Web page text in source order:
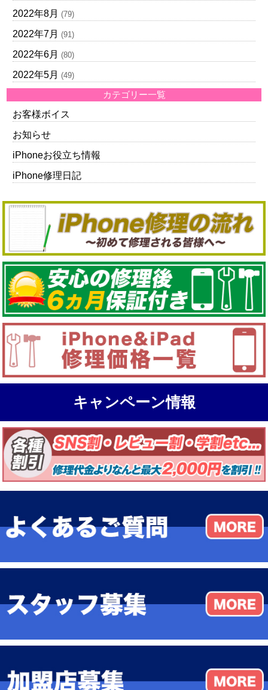
2022年8月 (79)
2022年7月 (91)
2022年6月 (80)
2022年5月 (49)
カテゴリー一覧
お客様ボイス
お知らせ
iPhoneお役立ち情報
iPhone修理日記
キャンペーン情報